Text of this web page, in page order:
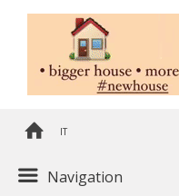
IT
Navigation